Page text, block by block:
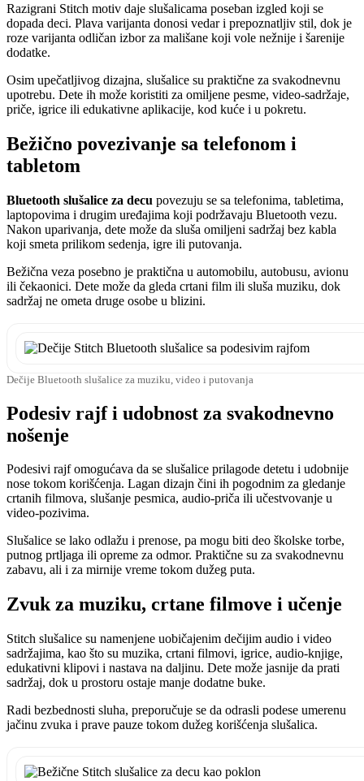
Razigrani Stitch motiv daje slušalicama poseban izgled koji se
dopada deci. Plava varijanta donosi vedar i prepoznatljiv stil, dok je
roze varijanta odličan izbor za mališane koji vole nežnije i šarenije
dodatke.
Osim upečatljivog dizajna, slušalice su praktične za svakodnevnu
upotrebu. Dete ih može koristiti za omiljene pesme, video-sadržaje,
priče, igrice ili edukativne aplikacije, kod kuće i u pokretu.
Bežično povezivanje sa telefonom i
tabletom
Bluetooth slušalice za decu povezuju se sa telefonima, tabletima,
laptopovima i drugim uređajima koji podržavaju Bluetooth vezu.
Nakon uparivanja, dete može da sluša omiljeni sadržaj bez kabla
koji smeta prilikom sedenja, igre ili putovanja.
Bežična veza posebno je praktična u automobilu, autobusu, avionu
ili čekaonici. Dete može da gleda crtani film ili sluša muziku, dok
sadržaj ne ometa druge osobe u blizini.
Dečije Bluetooth slušalice za muziku, video i putovanja
Podesiv rajf i udobnost za svakodnevno
nošenje
Podesivi rajf omogućava da se slušalice prilagode detetu i udobnije
nose tokom korišćenja. Lagan dizajn čini ih pogodnim za gledanje
crtanih filmova, slušanje pesmica, audio-priča ili učestvovanje u
video-pozivima.
Slušalice se lako odlažu i prenose, pa mogu biti deo školske torbe,
putnog prtljaga ili opreme za odmor. Praktične su za svakodnevnu
zabavu, ali i za mirnije vreme tokom dužeg puta.
Zvuk za muziku, crtane filmove i učenje
Stitch slušalice su namenjene uobičajenim dečijim audio i video
sadržajima, kao što su muzika, crtani filmovi, igrice, audio-knjige,
edukativni klipovi i nastava na daljinu. Dete može jasnije da prati
sadržaj, dok u prostoru ostaje manje dodatne buke.
Radi bezbednosti sluha, preporučuje se da odrasli podese umerenu
jačinu zvuka i prave pauze tokom dužeg korišćenja slušalica.